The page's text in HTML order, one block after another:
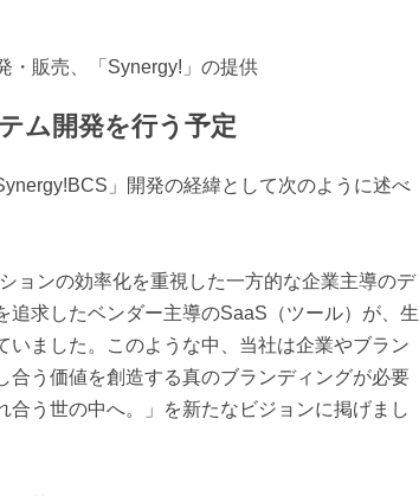
・販売、「Synergy!」の提供
ム開発を行う予定
」開発の経緯として次のように述べ
ョンの効率化を重視した一方的な企業主導のデ
追求したベンダー主導のSaaS（ツール）が、生
いました。このような中、当社は企業やブラン
合う価値を創造する真のブランディングが必要
合う世の中へ。」を新たなビジョンに掲げまし